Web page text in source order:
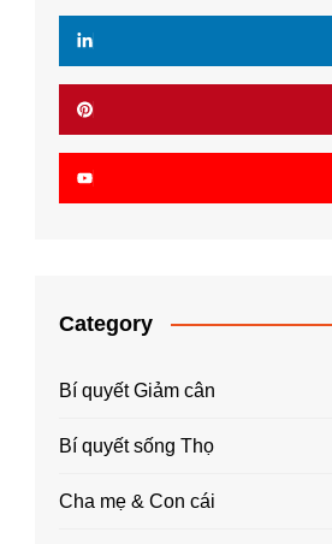
Category
Bí quyết Giảm cân
Bí quyết sống Thọ
Cha mẹ & Con cái